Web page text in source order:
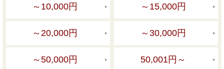
～10,000円 ～15,000円
～20,000円 ～30,000円
～50,000円 50,001円～